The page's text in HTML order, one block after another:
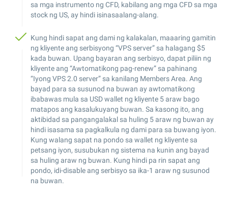
sa mga instrumento ng CFD, kabilang ang mga CFD sa mga
stock ng US, ay hindi isinasaalang-alang.
Kung hindi sapat ang dami ng kalakalan, maaaring gamitin
ng kliyente ang serbisyong “VPS server” sa halagang $5
kada buwan. Upang bayaran ang serbisyo, dapat piliin ng
kliyente ang “Awtomatikong pag-renew” sa pahinang
“Iyong VPS 2.0 server” sa kanilang Members Area. Ang
bayad para sa susunod na buwan ay awtomatikong
ibabawas mula sa USD wallet ng kliyente 5 araw bago
matapos ang kasalukuyang buwan. Sa kasong ito, ang
aktibidad sa pangangalakal sa huling 5 araw ng buwan ay
hindi isasama sa pagkalkula ng dami para sa buwang iyon.
Kung walang sapat na pondo sa wallet ng kliyente sa
petsang iyon, susubukan ng sistema na kunin ang bayad
sa huling araw ng buwan. Kung hindi pa rin sapat ang
pondo, idi-disable ang serbisyo sa ika-1 araw ng susunod
na buwan.